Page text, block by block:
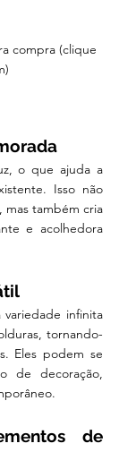
compra (clique
o que ajuda a
Isso não
mas também cria
e acolhedora
infinita
tornando-
Eles podem se
de decoração,
de